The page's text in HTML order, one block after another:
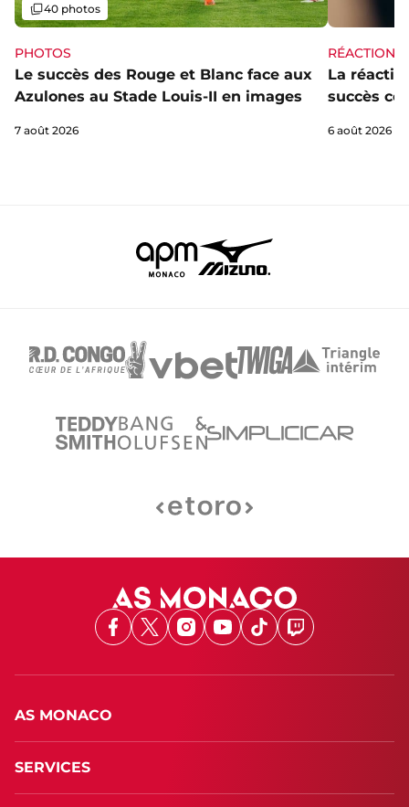
PHOTOS
Le succès des Rouge et Blanc face aux
Azulones au Stade Louis-II en images
Galerie
40 photos
7 août 2026
RÉACTIONS
La
succès
6 août 2026
Facebook
X Instagram
Youtube
TikTokTwitch
AS MONACO
SERVICES